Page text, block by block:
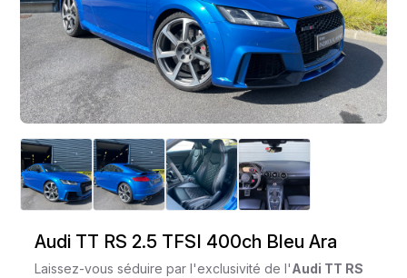
Audi TT RS 2.5 TFSI 400ch Bleu Ara
Laissez-vous séduire par l'exclusivité de l'Audi TT RS